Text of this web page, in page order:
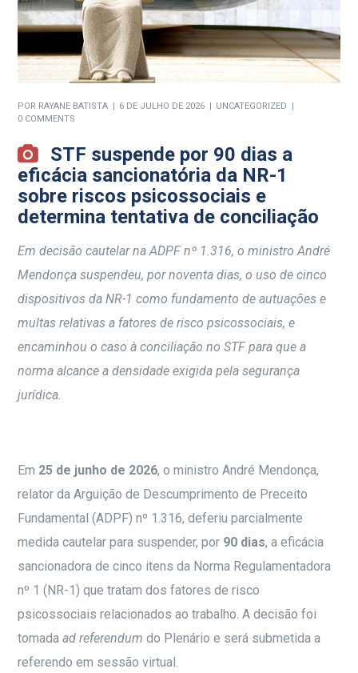
POR RAYANE BATISTA 6 DE JULHO DE 2026
UNCATEGORIZED
0 COMMENTS
STF suspende por 90 dias a
eficácia sancionatória da NR-1
sobre riscos psicossociais e
determina tentativa de conciliação
Em decisão cautelar na ADPF nº 1.316, o ministro André
Mendonça suspendeu, por noventa dias, o uso de cinco
dispositivos da NR-1 como fundamento de autuações e
multas relativas a fatores de risco psicossociais, e
encaminhou o caso à conciliação no STF para que a
norma alcance a densidade exigida pela segurança
jurídica.
Em 25 de junho de 2026, o ministro André Mendonça,
relator da Arguição de Descumprimento de Preceito
Fundamental (ADPF) nº 1.316, deferiu parcialmente
medida cautelar para suspender, por 90 dias, a eficácia
sancionadora de cinco itens da Norma Regulamentadora
nº 1 (NR-1) que tratam dos fatores de risco
psicossociais relacionados ao trabalho. A decisão foi
tomadaad referendum do Plenário e será submetida a
referendo em sessão virtual.